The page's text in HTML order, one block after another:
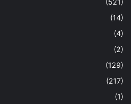
(521)
(14)
(4)
(2)
(129)
(217)
(1)